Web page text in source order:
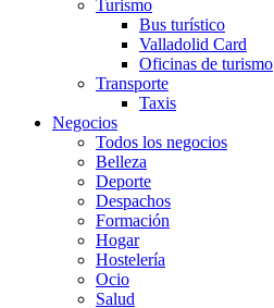
Turismo
Bus turístico
Valladolid Card
Oficinas de turismo
Transporte
Taxis
Negocios
Todos los negocios
Belleza
Deporte
Despachos
Formación
Hogar
Hostelería
Ocio
Salud